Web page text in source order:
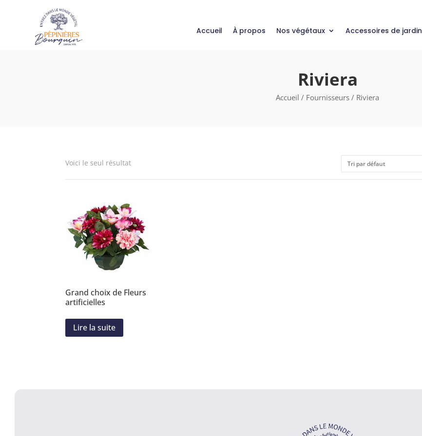
Accueil À propos Nos végétaux Accessoires de jardin
Riviera
Accueil / Fournisseurs / Riviera
Voici le seul résultat
Grand choix de Fleurs
artificielles
Lire la suite